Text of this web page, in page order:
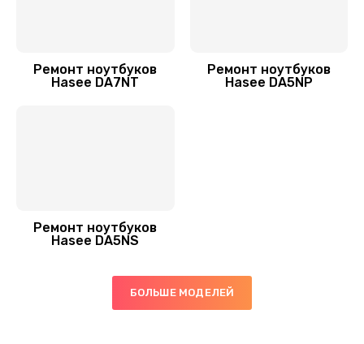
Ремонт ноутбуков
Hasee DA7NT
Ремонт ноутбуков
Hasee DA5NP
Ремонт ноутбуков
Hasee DA5NS
БОЛЬШЕ МОДЕЛЕЙ